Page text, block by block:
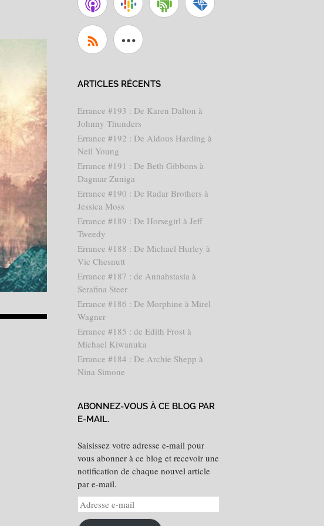
ARTICLES RÉCENTS
Errance #193 : De Karen Dalton à
Johnny Thunders
Errance #192 : De Aldous Harding à
Neil Young
Errance #191 : De Beth Gibbons à
Dagmar Zuniga
Errance #190 : De Radar Brothers à
Jessica Moss
Errance #189 : De Horsegirl à Jeff
Tweedy
Errance #188 : De Michael Hurley à
Vic Chesnutt
Errance #187 : de Annahstasia à
Serafina Steer
Errance #186 : De Morphine à Mirel
Wagner
Errance #185 : de Edith Frost à
Michael Kiwanuka
Errance #184 : De Archie Shepp à
Nina Simone
ABONNEZ-VOUS À CE BLOG PAR
E-MAIL.
Saisissez votre adresse e-mail pour
vous abonner à ce blog et recevoir une
notification de chaque nouvel article
par e-mail.
Adresse
e-